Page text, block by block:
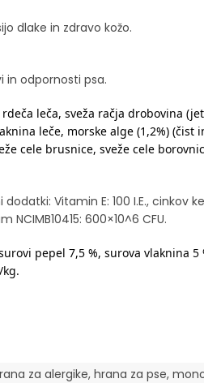
dlake in zdravo kožo.
in odpornosti psa.
leča, sveža račja drobovina
leče, morske alge (1,2%) (čist
cele brusnice, sveže cele
Vitamin E: 100 I.E., cinkov
600×10^6 CFU.
pepel 7,5 %, surova vlaknina
kg.
za alergike, hrana za pse,